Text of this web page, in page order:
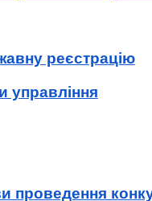
реєстрацію
управління
проведення